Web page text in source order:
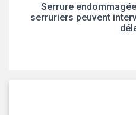
Serrure
serruriers peuvent